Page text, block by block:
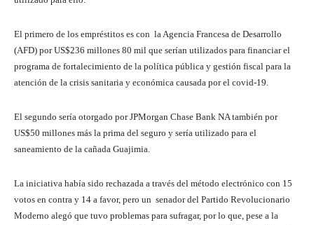
El primero de los empréstitos es con la Agencia Francesa de Desarrollo
(AFD) por US$236 millones 80 mil que serían utilizados para financiar el
programa de fortalecimiento de la política pública y gestión fiscal para la
atención de la crisis sanitaria y económica causada por el covid-19.
El segundo sería otorgado por JPMorgan Chase Bank NA también por
US$50 millones más la prima del seguro y sería utilizado para el
saneamiento de la cañada Guajimia.
La iniciativa había sido rechazada a través del método electrónico con 15
votos en contra y 14 a favor, pero un senador del Partido Revolucionario
Moderno alegó que tuvo problemas para sufragar, por lo que, pese a la